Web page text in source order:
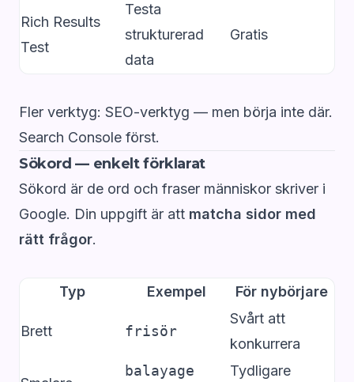
Rich Results
Test
Testa
strukturerad
data
Gratis
Fler verktyg: SEO-verktyg — men börja inte där.
Search Console först.
Sökord — enkelt förklarat
Sökord är de ord och fraser människor skriver i
Google. Din uppgift är att matcha sidor med
rätt frågor.
Typ Exempel För nybörjare
Brett frisör
Svårt att
konkurrera
balayage Tydligare